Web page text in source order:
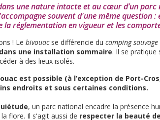
une nature intacte et au cœur d’un
souvent d'une même question :
la réglementation en vigueur et les
! Le bivouacse différencie du camping sauvage
une installation sommaire. Il se pratique
à des lieux isolés.
est possible (à l’exception de Port-
endroits et sous certaines conditions.
, un parc national encadre la présence
flore. Il s'agit aussi de respecter la beauté